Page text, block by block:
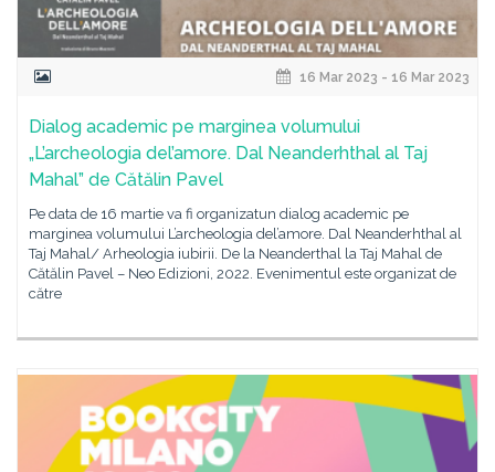
16 Mar 2023 - 16 Mar 2023
Dialog academic pe marginea volumului
„L’archeologia del’amore. Dal Neanderhthal al Taj
Mahal” de Cătălin Pavel
Pe data de 16 martie va fi organizatun dialog academic pe
marginea volumului L’archeologia del’amore. Dal Neanderhthal al
Taj Mahal/ Arheologia iubirii. De la Neanderthal la Taj Mahal de
Cătălin Pavel – Neo Edizioni, 2022. Evenimentul este organizat de
către